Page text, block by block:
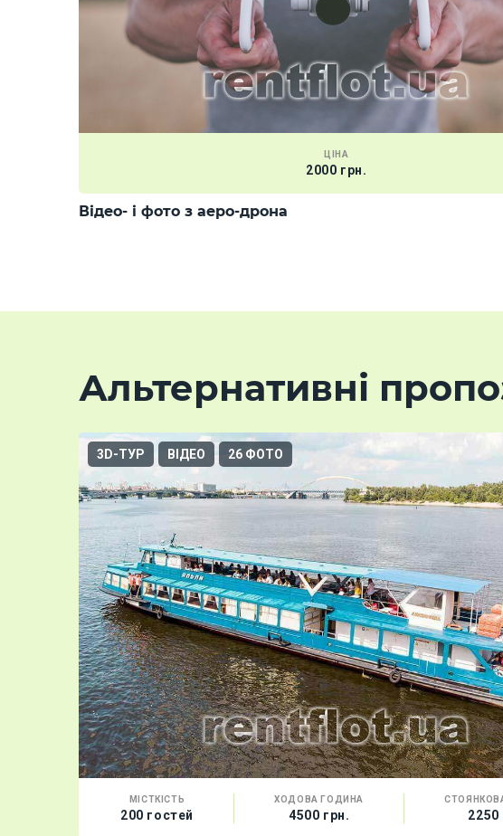
ЦІНА
2000 грн.
Відео- і фото з аеро-дрона
Альтернативні
3D-ТУР ВІДЕО 26 ФОТО
МІСТКІСТЬ
200 гостей
ХОДОВА ГОДИНА
4500 грн. 2250